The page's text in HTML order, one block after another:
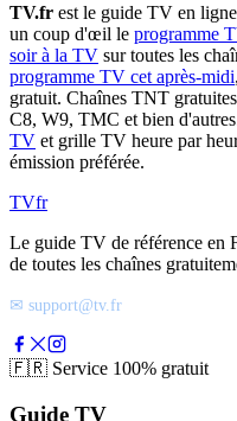
TV.fr est le guide TV en
un coup d'œil le programme
soir à la TV sur toutes les
programme TV cet après-midi
gratuit. Chaînes TNT
C8, W9, TMC et bien
TV et grille TV heure par
émission préférée.
TVfr
Le guide TV de référence en
de toutes les chaînes
✉ support@tv.fr
🇫🇷 Service 100% gratuit
Guide TV